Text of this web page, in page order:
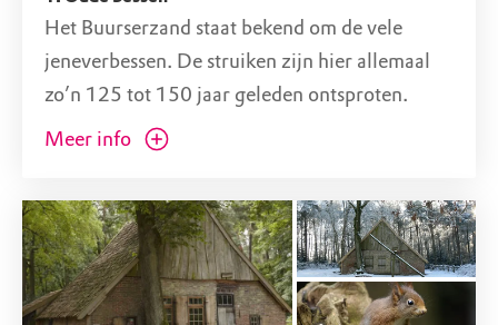
Het Buurserzand staat bekend om de vele
jeneverbessen. De struiken zijn hier allemaal
zo’n 125 tot 150 jaar geleden ontsproten.
Daarvóór hielden de vele schapen die hier
verdwijnen van de schaapskuddes vonden de
jeneverbessen overal plekken met open zand
waar ze ongestoord konden kiemen.
Jeneverbesplantjes kunnen slecht tegen
Meer info